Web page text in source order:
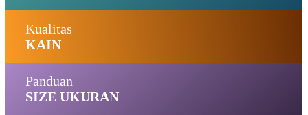
Kualitas
KAIN
Panduan
SIZE UKURAN